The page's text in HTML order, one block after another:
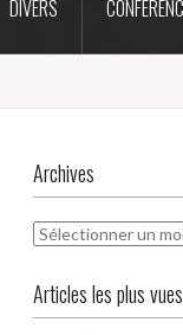
DIVERS
Archives
Archives
Articles les plus vues